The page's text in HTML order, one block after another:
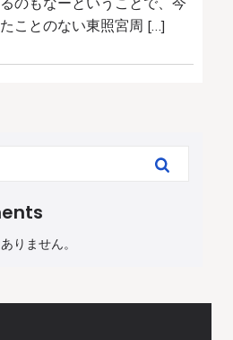
ことのない東照宮周 […]
りません。